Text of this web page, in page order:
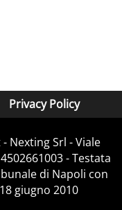
Privacy Policy
Nexting Srl - Viale
- Testata
di Napoli con
giugno 2010